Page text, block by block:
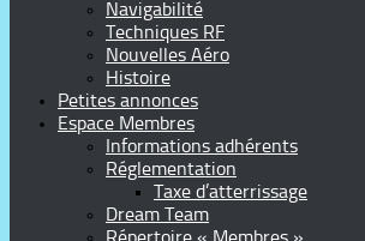
Navigabilité
Techniques RF
Nouvelles Aéro
Histoire
Petites annonces
Espace Membres
Informations adhérents
Réglementation
Taxe d’atterrissage
Dream Team